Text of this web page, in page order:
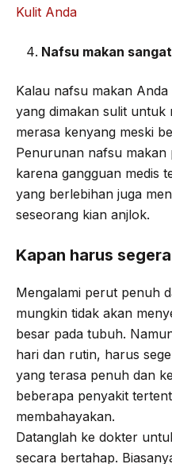
Kulit Anda
Nafsu makan
Kalau nafsu makan
yang dimakan sulit untuk
merasa kenyang meski
Penurunan nafsu makan
karena gangguan medis
yang berlebihan juga
seseorang kian anjlok.
Kapan harus
Mengalami perut penuh
mungkin tidak akan
besar pada tubuh.
hari dan rutin, harus
yang terasa penuh dan
beberapa penyakit
membahayakan.
Datanglah ke dokter
secara bertahap.